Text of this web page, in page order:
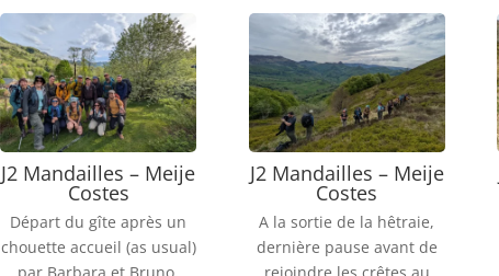
J2 Mandailles – Meije
Costes
Départ du gîte après un
chouette accueil (as usual)
J2 Mandailles – Meije
Costes
A la sortie de la hêtraie,
dernière pause avant de